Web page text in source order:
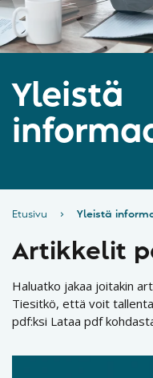
Yleistä
Etusivu › Yleistä
Artikkelit
Haluatko jakaa joitakin
Tiesitkö, että voit
pdf:ksi Lataa pdf